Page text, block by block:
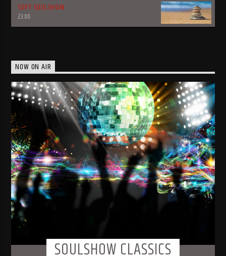
SOFT SOULSHOW
23:00
NOW ON AIR
SOULSHOW CLASSICS